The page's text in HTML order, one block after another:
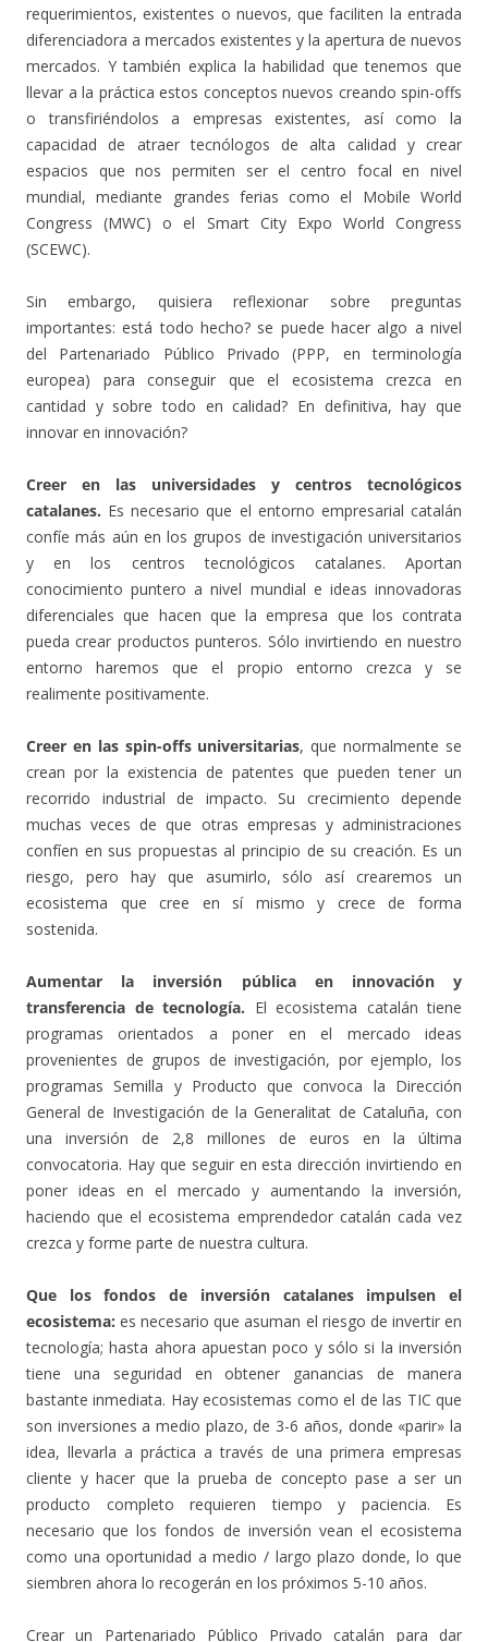
requerimientos, existentes o nuevos, que faciliten la entrada
diferenciadora a mercados existentes y la apertura de nuevos
mercados. Y también explica la habilidad que tenemos que
llevar a la práctica estos conceptos nuevos creando spin-offs
o transfiriéndolos a empresas existentes, así como la
capacidad de atraer tecnólogos de alta calidad y crear
espacios que nos permiten ser el centro focal en nivel
mundial, mediante grandes ferias como el Mobile World
Congress (MWC) o el Smart City Expo World Congress
(SCEWC).
Sin embargo, quisiera reflexionar sobre preguntas
importantes: está todo hecho? se puede hacer algo a nivel
del Partenariado Público Privado (PPP, en terminología
europea) para conseguir que el ecosistema crezca en
cantidad y sobre todo en calidad? En definitiva, hay que
innovar en innovación?
Creer en las universidades y centros tecnológicos
catalanes. Es necesario que el entorno empresarial catalán
confíe más aún en los grupos de investigación universitarios
y en los centros tecnológicos catalanes. Aportan
conocimiento puntero a nivel mundial e ideas innovadoras
diferenciales que hacen que la empresa que los contrata
pueda crear productos punteros. Sólo invirtiendo en nuestro
entorno haremos que el propio entorno crezca y se
realimente positivamente.
Creer en las spin-offs universitarias, que normalmente se
crean por la existencia de patentes que pueden tener un
recorrido industrial de impacto. Su crecimiento depende
muchas veces de que otras empresas y administraciones
confíen en sus propuestas al principio de su creación. Es un
riesgo, pero hay que asumirlo, sólo así crearemos un
ecosistema que cree en sí mismo y crece de forma
sostenida.
Aumentar la inversión pública en innovación y
transferencia de tecnología. El ecosistema catalán tiene
programas orientados a poner en el mercado ideas
provenientes de grupos de investigación, por ejemplo, los
programas Semilla y Producto que convoca la Dirección
General de Investigación de la Generalitat de Cataluña, con
una inversión de 2,8 millones de euros en la última
convocatoria. Hay que seguir en esta dirección invirtiendo en
poner ideas en el mercado y aumentando la inversión,
haciendo que el ecosistema emprendedor catalán cada vez
crezca y forme parte de nuestra cultura.
Que los fondos de inversión catalanes impulsen el
ecosistema: es necesario que asuman el riesgo de invertir en
tecnología; hasta ahora apuestan poco y sólo si la inversión
tiene una seguridad en obtener ganancias de manera
bastante inmediata. Hay ecosistemas como el de las TIC que
son inversiones a medio plazo, de 3-6 años, donde «parir» la
idea, llevarla a práctica a través de una primera empresas
cliente y hacer que la prueba de concepto pase a ser un
producto completo requieren tiempo y paciencia. Es
necesario que los fondos de inversión vean el ecosistema
como una oportunidad a medio / largo plazo donde, lo que
siembren ahora lo recogerán en los próximos 5-10 años.
Crear un Partenariado Público Privado catalán para dar